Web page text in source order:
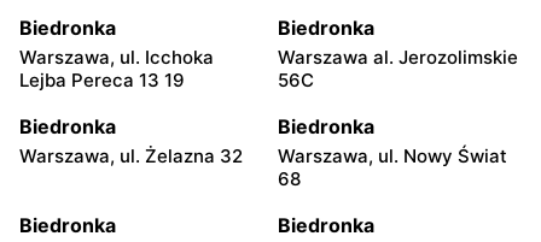
Biedronka
Warszawa, ul. Icchoka
Lejba Pereca 13 19
Biedronka
Warszawa al. Jerozolimskie
56C
Biedronka
Warszawa, ul. Żelazna 32
Biedronka
Warszawa, ul. Nowy Świat
68
Biedronka Biedronka